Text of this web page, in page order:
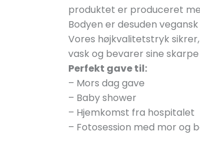
produktet er produceret
Bodyen er desuden
Vores højkvalitetstryk
vask og bevarer sine
Perfekt gave til:
– Mors dag gave
– Baby shower
– Hjemkomst fra hospitalet
– Fotosession med mor og